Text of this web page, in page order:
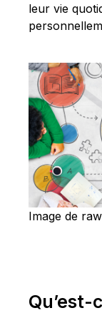
leur vie
Image de
Qu’est-